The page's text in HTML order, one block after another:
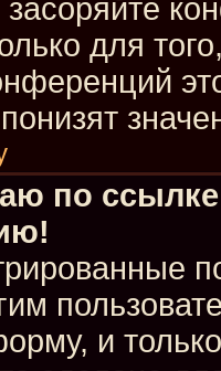
засоряйте
для
по
и